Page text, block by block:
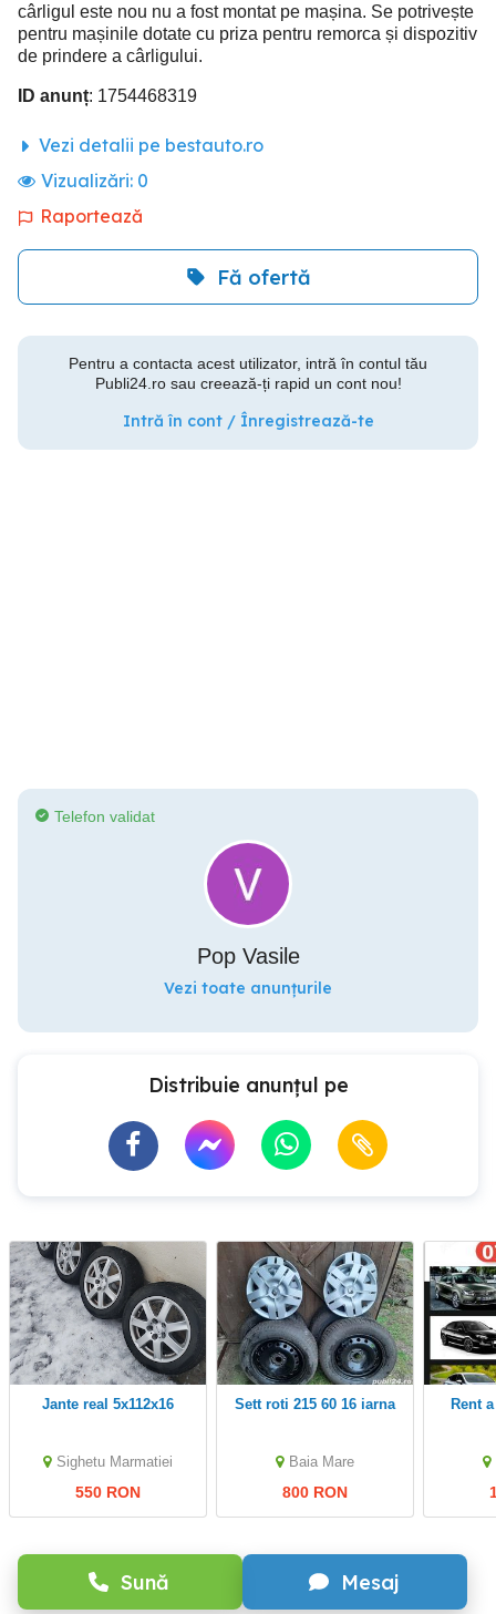
cârligul este nou nu a fost montat pe mașina. Se potrivește
pentru mașinile dotate cu priza pentru remorca și dispozitiv
de prindere a cârligului.
ID anunț: 1754468319
Vezi detalii pe bestauto.ro
Vizualizări: 0
Raportează
Fă ofertă
Pentru a contacta acest utilizator, intră în contul tău
Publi24.ro sau creează-ți rapid un cont nou!
Intră în cont / Înregistrează-te
Sună Mesaj
Telefon validat
Pop Vasile
Vezi toate anunțurile
Distribuie anunțul pe
Jante real 5x112x16
Sighetu Marmatiei
550 RON
sett roti 215 60 16 iarna
Baia Mare
800 RON
Rent a car / Inchirieri